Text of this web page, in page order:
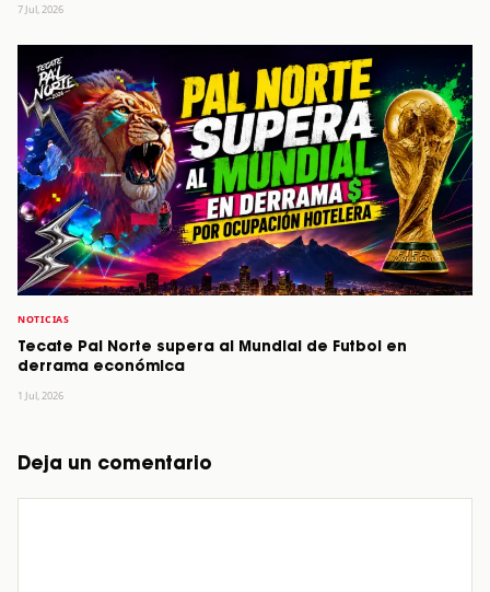
7 Jul, 2026
NOTICIAS
Tecate Pal Norte supera al Mundial de Futbol en
derrama económica
1 Jul, 2026
Deja un comentario